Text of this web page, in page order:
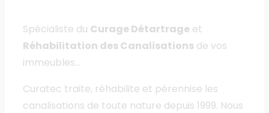
Spécialiste du Curage Détartrage et
Réhabilitation des Canalisations de vos
immeubles…
Curatec traite, réhabilite et pérennise les
canalisations de toute nature depuis 1999. Nous